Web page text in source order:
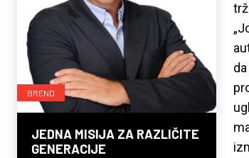
BREND
JEDNA MISIJA ZA RAZLIČITE
GENERACIJE